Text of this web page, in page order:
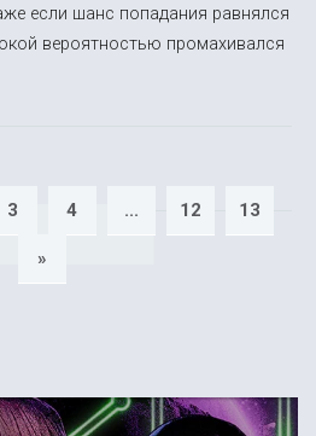
если шанс попадания равнялся
вероятностью промахивался
3 4 ... 12 13
»